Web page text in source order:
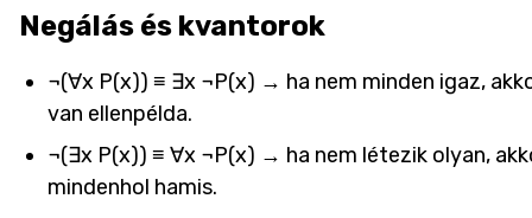
Negálás és kvantorok
¬(∀x P(x)) ≡ ∃x ¬P(x) → ha nem minden igaz,
van ellenpélda.
¬(∃x P(x)) ≡ ∀x ¬P(x) → ha nem létezik olyan,
mindenhol hamis.